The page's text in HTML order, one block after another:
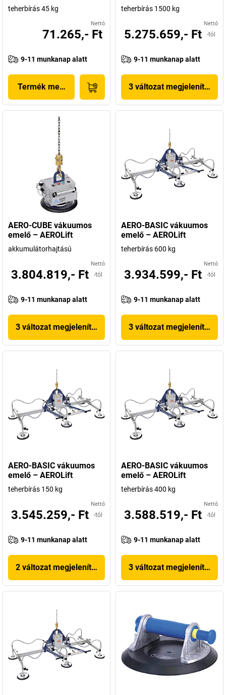
teherbírás 45 kg
Nettó
71.265,- Ft
9-11 munkanap alatt
Termék megjelenítése
teherbírás 1500 kg
Nettó
5.275.659,- Ft -tól
9-11 munkanap alatt
3 változat megjelenítése
AERO-CUBE vákuumos
emelő – AEROLift
akkumulátorhajtású
Nettó
3.804.819,- Ft -tól
9-11 munkanap alatt
3 változat megjelenítése
AERO-BASIC vákuumos
emelő – AEROLift
teherbírás 600 kg
Nettó
3.934.599,- Ft -tól
9-11 munkanap alatt
3 változat megjelenítése
AERO-BASIC vákuumos
emelő – AEROLift
teherbírás 150 kg
Nettó
3.545.259,- Ft -tól
9-11 munkanap alatt
2 változat megjelenítése
AERO-BASIC vákuumos
emelő – AEROLift
teherbírás 400 kg
Nettó
3.588.519,- Ft -tól
9-11 munkanap alatt
3 változat megjelenítése